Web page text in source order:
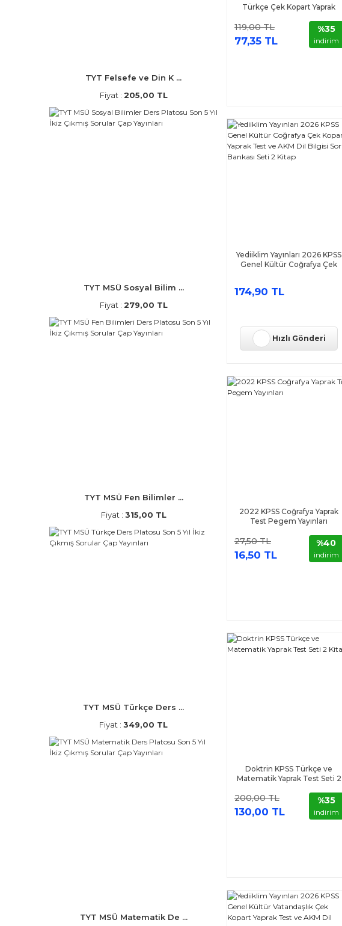
TYT Felsefe ve Din K ...
Fiyat : 205,00 TL
TYT MSÜ Sosyal Bilim ...
Fiyat : 279,00 TL
TYT MSÜ Fen Bilimler ...
Fiyat : 315,00 TL
TYT MSÜ Türkçe Ders ...
Fiyat : 349,00 TL
TYT MSÜ Matematik De ...
Türkçe Çek Kopart Yaprak
119,00 TL
77,35 TL
%35
indirim
Yediiklim Yayınları 2026 KPSS
Genel Kültür Coğrafya Çek
Kitap
174,90 TL
Hızlı Gönderi
2022 KPSS Coğrafya Yaprak
Test Pegem Yayınları
27,50 TL
16,50 TL
%40
indirim
Doktrin KPSS Türkçe ve
Matematik Yaprak Test Seti 2
200,00 TL
130,00 TL
%35
indirim